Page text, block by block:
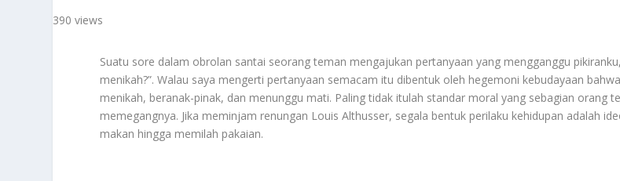
390 views
Suatu sore dalam obrolan santai seorang teman mengajukan pertanyaan yang mengganggu
menikah?”. Walau saya mengerti pertanyaan semacam itu dibentuk oleh hegemoni kebudayaan
menikah, beranak-pinak, dan menunggu mati. Paling tidak itulah standar moral yang sebagian orang
memegangnya. Jika meminjam renungan Louis Althusser, segala bentuk perilaku kehidupan adalah
makan hingga memilah pakaian.